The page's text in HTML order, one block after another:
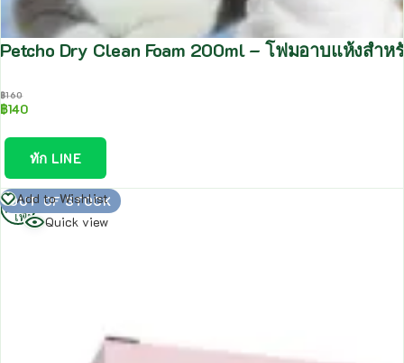
Petcho Dry Clean Foam 200ml – โฟมอาบแห้งสำ
฿160
฿140
ทัก LINE
OUT OF STOCK
Add to Wishlist
Quick view
อ่าน
เพิ่ม